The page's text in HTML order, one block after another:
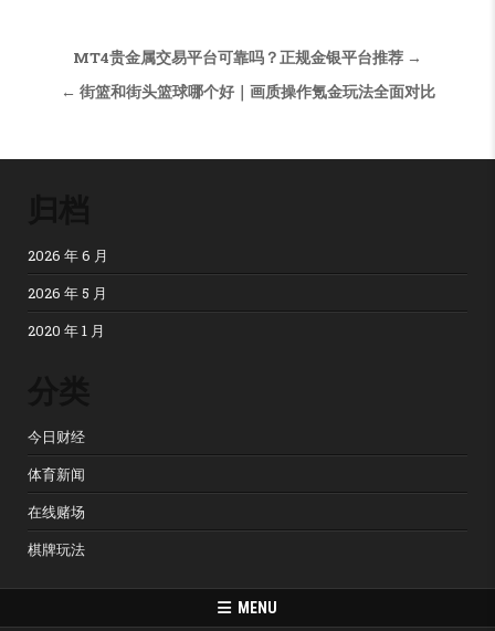
文章导航
MT4贵金属交易平台可靠吗？正规金银平台推荐 →
← 街篮和街头篮球哪个好｜画质操作氪金玩法全面对比
2026 年 6 月
2026 年 5 月
2020 年 1 月
今日财经
体育新闻
在线赌场
棋牌玩法
MENU